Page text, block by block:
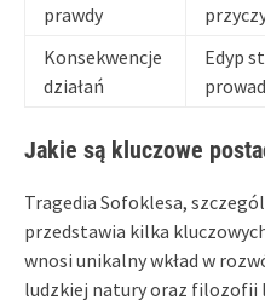
prawdy
Konsekwencje
działań
Edyp
Jakie są kluczowe
Tragedia Sofoklesa,
przedstawia kilka
wnosi unikalny wkład w
ludzkiej natury oraz filozofii